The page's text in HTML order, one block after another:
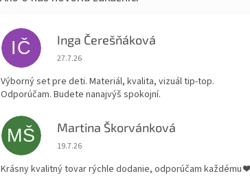
IČ Inga Čerešňáková
Hodnotenie obchodu je 5 z 5 hviezdičiek.
27.7.26
Výborný set pre deti. Materiál, kvalita, vizuál tip-top.
Odporúčam. Budete nanajvýš spokojní.
MŠ Martina Škorvánková
Hodnotenie obchodu je 5 z 5 hviezdičiek.
19.7.26
Krásny kvalitný tovar rýchle dodanie, odporúčam každému ❤️